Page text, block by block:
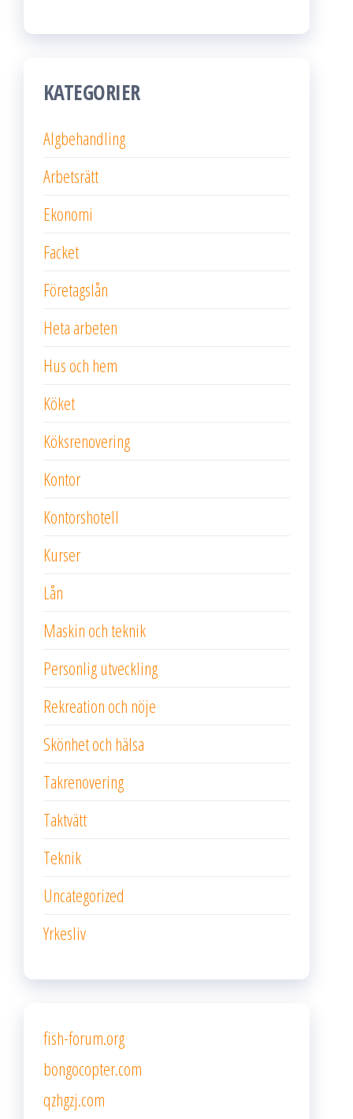
KATEGORIER
Algbehandling
Arbetsrätt
Ekonomi
Facket
Företagslån
Heta arbeten
Hus och hem
Köket
Köksrenovering
Kontor
Kontorshotell
Kurser
Lån
Maskin och teknik
Personlig utveckling
Rekreation och nöje
Skönhet och hälsa
Takrenovering
Taktvätt
Teknik
Uncategorized
Yrkesliv
fish-forum.org
bongocopter.com
qzhgzj.com